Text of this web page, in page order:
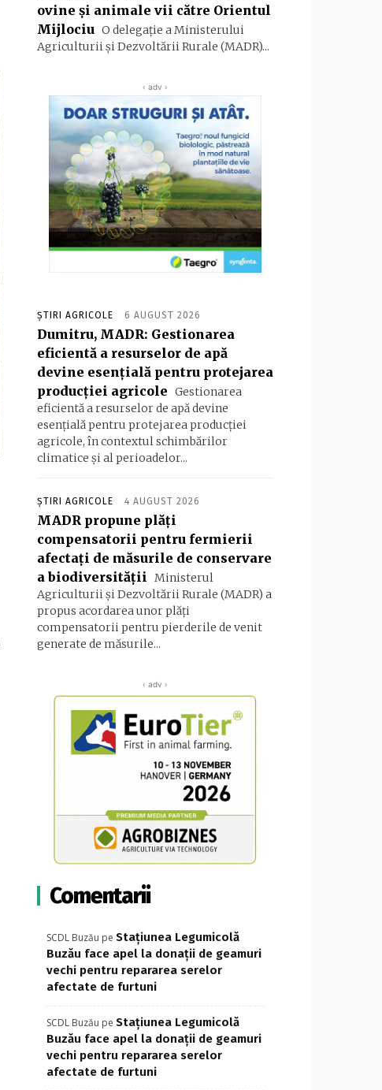
ovine și animale vii către Orientul
Mijlociu O delegație a Ministerului
Agriculturii și Dezvoltării Rurale (MADR)...
‹ adv ›
ȘTIRI AGRICOLE 6 AUGUST 2026
Dumitru, MADR: Gestionarea
eficientă a resurselor de apă
devine esenţială pentru protejarea
producţiei agricole Gestionarea
eficientă a resurselor de apă devine
esenţială pentru protejarea producţiei
agricole, în contextul schimbărilor
climatice şi al perioadelor...
ȘTIRI AGRICOLE 4 AUGUST 2026
MADR propune plăţi
compensatorii pentru fermierii
afectaţi de măsurile de conservare
a biodiversităţii
Ministerul
Agriculturii şi Dezvoltării Rurale (MADR) a
propus acordarea unor plăţi
compensatorii pentru pierderile de venit
generate de măsurile...
‹ adv ›
Comentarii
SCDL Buzău pe Stațiunea Legumicolă
Buzău face apel la donații de geamuri
vechi pentru repararea serelor
afectate de furtuni
SCDL Buzău pe Stațiunea Legumicolă
Buzău face apel la donații de geamuri
vechi pentru repararea serelor
afectate de furtuni